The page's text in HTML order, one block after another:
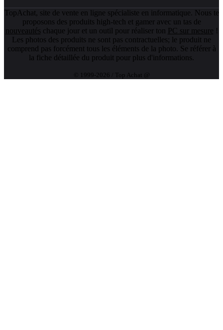
TopAchat, site de vente en ligne spécialiste en informatique. Nous te
proposons des produits high-tech et gamer avec un tas de
nouveautés chaque jour et un outil pour réaliser ton PC sur mesure !
Les photos des produits ne sont pas contractuelles; le produit ne
comprend pas forcément tous les éléments de la photo. Se référer à
la fiche détaillée du produit pour plus d'informations.
© 1999-2026 / Top Achat @